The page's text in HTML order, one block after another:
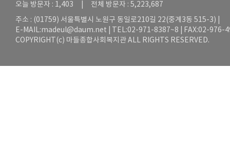
오늘 방문자 : 1,403 | 전체 방문자 : 5,223,687
주소 : (01759) 서울특별시 노원구 동일로210길 22(중계3동 515-3) |
E-MAIL:madeul@daum.net | TEL:02-971-8387~8 | FAX:02-976-
COPYRIGHT(c) 마들종합사회복지관 ALL RIGHTS RESERVED.